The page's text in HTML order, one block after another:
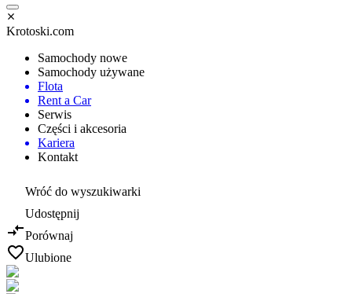
Krotoski.com
Samochody nowe
Samochody używane
Flota
Rent a Car
Serwis
Części i akcesoria
Kariera
Kontakt
Wróć do wyszukiwarki
Udostępnij
Porównaj
Ulubione